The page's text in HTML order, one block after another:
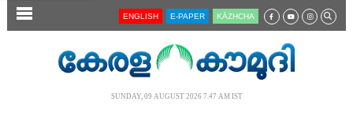
SECTIONS ENGLISH E-PAPER KĀZHCHA
SUNDAY, 09 AUGUST 2026 7.47 AM IST